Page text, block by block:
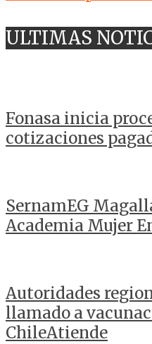
ULTIMAS
Fonasa inicia
cotizaciones
SernamEG
Academia Mujer
Autoridades
llamado a
ChileAtiende